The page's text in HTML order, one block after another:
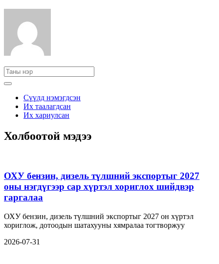
Сүүлд нэмэгдсэн
Их таалагдсан
Их хариулсан
Холбоотой мэдээ
ОХУ бензин, дизель түлшний экспортыг 2027
оны нэгдүгээр сар хүртэл хориглох шийдвэр
гаргалаа
ОХУ бензин, дизель түлшний экспортыг 2027 он хүртэл
хориглож, дотоодын шатахууны хямралаа тогтворжуу
2026-07-31